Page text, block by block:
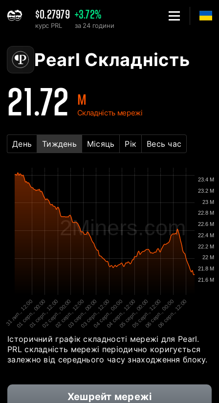
$0.27979
курс PRL
+3.72%
за 24 години
Pearl PRL Графік складності мережі - 2Miners
Pearl Складність
21.72 M
Складність мережі
День Тиждень Місяць Рік Весь час
2Miners.com
31 лип., 12:00
01 серп., 00:00
01 серп., 12:00
02 серп., 00:00
02 серп., 12:00
03 серп., 00:00
03 серп., 12:00
04 серп., 00:00
04 серп., 12:00
05 серп., 00:00
05 серп., 12:00
06 серп., 00:00
06 серп., 12:00
21.6 M
21.8 M
22 M
22.2 M
22.4 M
22.6 M
22.8 M
23 M
23.2 M
23.4 M
Історичний графік складності мережі для Pearl.
PRL складність мережі періодично коригується
залежно від середнього часу знаходження блоку.
Хешрейт мережі